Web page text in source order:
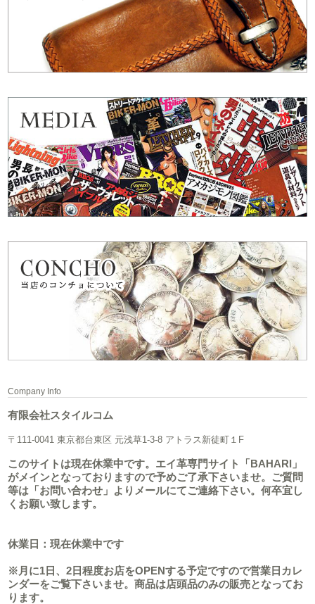
Company Info
有限会社スタイルコム
〒111-0041 東京都台東区 元浅草1-3-8 アトラス新徒町１F
このサイトは現在休業中です。エイ革専門サイト「BAHARI」
がメインとなっておりますので予めご了承下さいませ。ご質問
等は「お問い合わせ」よりメールにてご連絡下さい。何卒宜し
くお願い致します。
休業日：現在休業中です
※月に1日、2日程度お店をOPENする予定ですので営業日カレ
ンダーをご覧下さいませ。商品は店頭品のみの販売となってお
ります。